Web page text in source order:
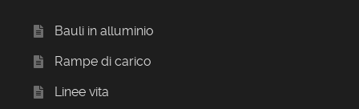
Bauli in alluminio
Rampe di carico
Linee vita